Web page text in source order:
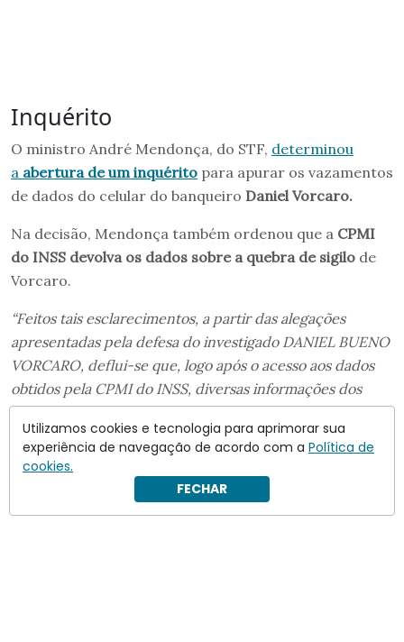
Inquérito
O ministro André Mendonça, do STF, determinou
a abertura de um inquérito para apurar os vazamentos
de dados do celular do banqueiro Daniel Vorcaro.
Na decisão, Mendonça também ordenou que a CPMI
do INSS devolva os dados sobre a quebra de sigilo de
Vorcaro.
“Feitos tais esclarecimentos, a partir das alegações
apresentadas pela defesa do investigado DANIEL BUENO
VORCARO, deflui-se que, logo após o acesso aos dados
obtidos pela CPMI do INSS, diversas informações dos
seus aparelhos celulares teriam sido “vazadas para a
imprensa”, as quais estariam sendo “indevidamente
dispersadas para veículos midiáticos”. Diante de tal
cenário, requer a instauração de inquérito policial para
devida apuração dos fatos”, diz trecho.
Utilizamos cookies e tecnologia para aprimorar sua
experiência de navegação de acordo com a Política de
cookies.
FECHAR